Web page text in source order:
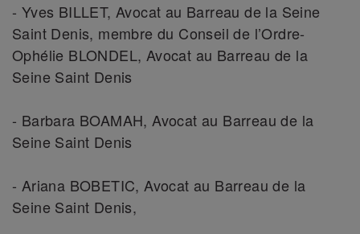
- Yves BILLET, Avocat au Barreau de la Seine
Saint Denis, membre du Conseil de l’Ordre-
Ophélie BLONDEL, Avocat au Barreau de la
Seine Saint Denis
- Barbara BOAMAH, Avocat au Barreau de la
Seine Saint Denis
- Ariana BOBETIC, Avocat au Barreau de la
Seine Saint Denis,